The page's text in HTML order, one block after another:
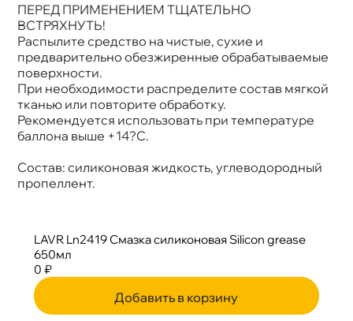
ПЕРЕД ПРИМЕНЕНИЕМ ТЩАТЕЛЬНО
СТРЯХНУТЬ!
Распылите средство на чистые, сухие и
предварительно обезжиренные обрабатываемые
поверхности.
При необходимости распределите состав мягкой
тканью или повторите обработку.
Рекомендуется использовать при температуре
аллона выше +14?C.
Состав: силиконовая жидкость, углеводородный
пропеллент.
LAVR Ln2419 Смазка силиконовая Silicon grease
650мл
0 ₽
Добавить в корзину